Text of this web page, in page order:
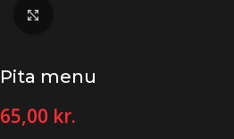
Pita menu
65,00 kr.